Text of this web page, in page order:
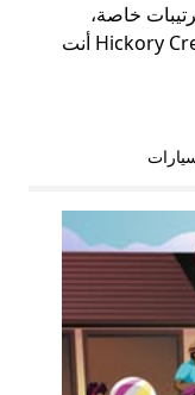
خاصة،
ستساعدك خيارات المشاوير هذه في Hickory Creek أنت